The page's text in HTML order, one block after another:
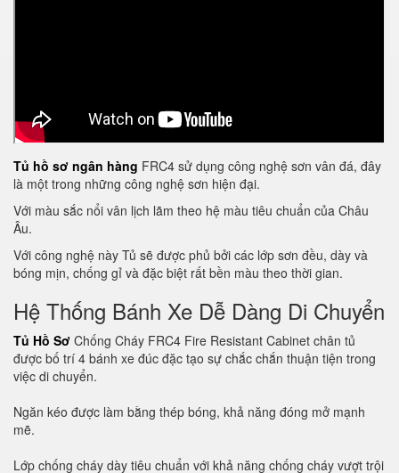
Tủ hồ sơ ngân hàng FRC4 sử dụng công nghệ sơn vân đá, đây
là một trong những công nghệ sơn hiện đại.
Với màu sắc nổi vân lịch lãm theo hệ màu tiêu chuẩn của Châu
Âu.
Với công nghệ này Tủ sẽ được phủ bởi các lớp sơn đều, dày và
bóng mịn, chống gỉ và đặc biệt rất bền màu theo thời gian.
Hệ Thống Bánh Xe Dễ Dàng Di Chuyển
Tủ Hồ Sơ Chống Cháy FRC4 Fire Resistant Cabinet chân tủ
được bố trí 4 bánh xe đúc đặc tạo sự chắc chắn thuận tiện trong
việc di chuyển.
Ngăn kéo được làm bằng thép bóng, khả năng đóng mở mạnh
mẽ.
Lớp chống cháy dày tiêu chuẩn với khả năng chống cháy vượt trội